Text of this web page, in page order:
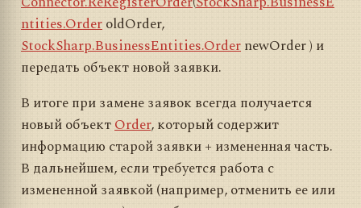
ntities.OrderoldOrder,
StockSharp.BusinessEntities.OrdernewOrder) и
передать объект новой заявки.
В итоге при замене заявок всегда получается
новый объектOrder, который содержит
информацию старой заявки + измененная часть.
В дальнейшем, если требуется работа с
измененной заявкой (например, отменить ее или